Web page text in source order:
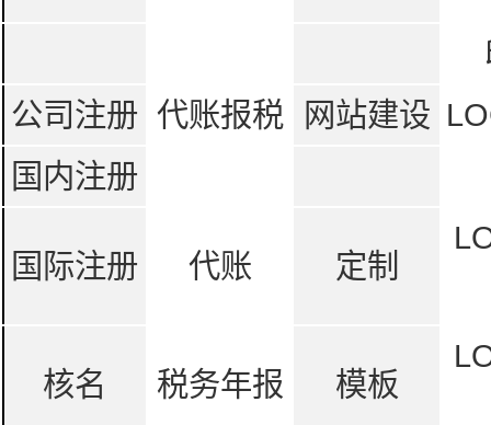
公司注册 代账报税 网站建设
国内注册
国际注册 代账 定制
核名 税务年报 模板